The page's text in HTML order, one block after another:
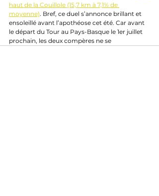
haut de la Couillole (15,7 km à 7,1% de
moyenne). Bref, ce duel s’annonce brillant et
ensoleillé avant l’apothéose cet été. Car avant
le départ du Tour au Pays-Basque le 1er juillet
prochain, les deux compères ne se